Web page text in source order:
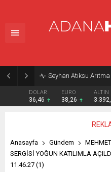
DOLAR
36,46
EURO
38,26
ALTIN
Anasayfa Gündem
SERGİSİ YOĞUN KATILIMLA
11.46.27 (1)